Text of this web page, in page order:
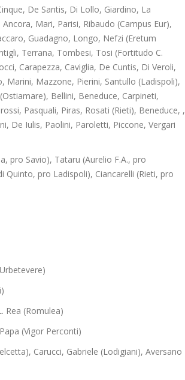
De Santis, Di Lollo, Giardino, La
Mari, Parisi, Ribaudo (Campus Eur),
Guadagno, Longo, Nefzi (Eretum
Terrana, Tombesi, Tosi (Fortitudo C.
Carapezza, Caviglia, De Cuntis, Di Veroli,
Marini, Mazzone, Pierini, Santullo (Ladispoli),
Bellini, Beneduce, Carpineti,
Pasquali, Piras, Rosati (Rieti), Beneduce, ,
De Iulis, Paolini, Paroletti, Piccone, Vergari
pro Savio), Tataru (Aurelio F.A., pro
pro Ladispoli), Ciancarelli (Rieti, pro
Rea (Romulea)
(Vigor Perconti)
Carucci, Gabriele (Lodigiani), Aversano